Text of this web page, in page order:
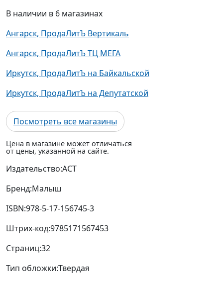
В наличии в 6 магазинах
Ангарск, ПродаЛитЪ Вертикаль
Ангарск, ПродаЛитЪ ТЦ МЕГА
Иркутск, ПродаЛитЪ на Байкальской
Иркутск, ПродаЛитЪ на Депутатской
Посмотреть все магазины
Цена в магазине может отличаться
от цены, указанной на сайте.
Издательство:АСТ
Бренд:Малыш
ISBN:978-5-17-156745-3
Штрих-код:9785171567453
Страниц:32
Тип обложки:Твердая